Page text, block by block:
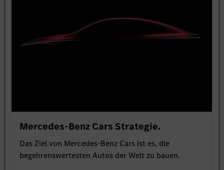
Mercedes-Benz Cars Strategie.
Das Ziel von Mercedes-Benz Cars ist es, die
begehrenswertesten Autos der Welt zu bauen.